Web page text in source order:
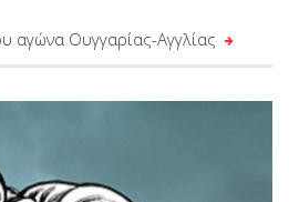
αγώνα Ουγγαρίας-Αγγλίας